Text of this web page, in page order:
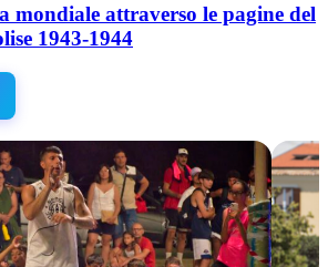
mondiale attraverso le pagine del
1943-1944